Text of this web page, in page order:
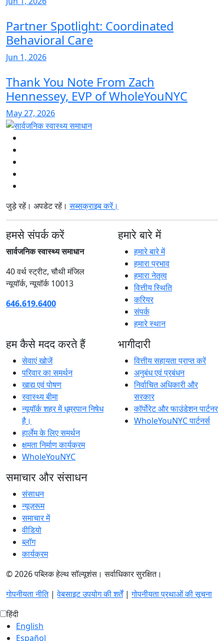
Partner Spotlight: Coordinated
Behavioral Care
Jun 1, 2026
Thank You Note From Zach
Hennessey, EVP of WholeYouNYC
May 27, 2026
जुड़े रहें। अपडेट रहें। सब्सक्राइब करें।
हमसे संपर्क करें
सार्वजनिक स्वास्थ्य समाधान
40 वर्थ स्ट्रीट, चौथी मंजिल
न्यूयॉर्क, न्यूयॉर्क 10013
646.619.6400
हमारे बारे में
हमारे बारे में
हमारा प्रभाव
हमारा नेतृत्व
वित्तीय स्थिति
करियर
संपर्क
हमारे स्थान
हम कैसे मदद करते हैं
सेवाएं खोजें
परिवार का समर्थन
खाद्य एवं पोषण
स्वास्थ्य बीमा
न्यूयॉर्क शहर में धूम्रपान निषेध
है।
हार्लेम के लिए समर्थन
क्षमता निर्माण कार्यक्रम
WholeYouNYC
भागीदारी
वित्तीय सहायता प्राप्त करें
अनुबंध एवं प्रबंधन
निर्वाचित अधिकारी और
सरकार
कॉर्पोरेट और फाउंडेशन पार्टनर
WholeYouNYC पार्टनर्स
समाचार और संसाधन
संसाधन
न्यूज़रूम
समाचार में
वीडियो
ब्लॉग
कार्यक्रम
© 2026 पब्लिक हेल्थ सॉल्यूशंस। सर्वाधिकार सुरक्षित।
गोपनीयता नीति | वेबसाइट उपयोग की शर्तें | गोपनीयता प्रथाओं की सूचना
हिंदी
English
Español